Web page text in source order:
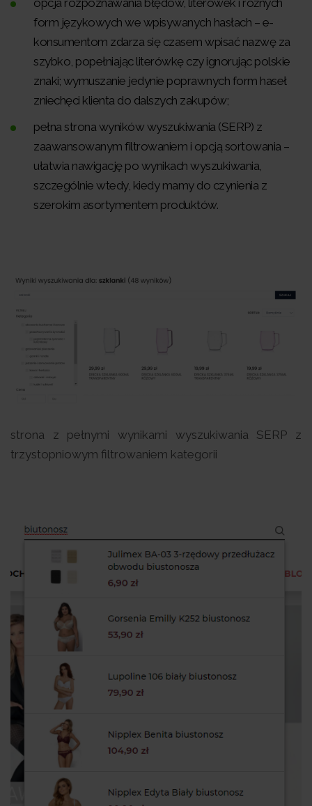
form językowych we wpisywanych hasłach – e-
konsumentom zdarza się czasem wpisać nazwę za
szybko, popełniając literówkę czy ignorując polskie
znaki; wymuszanie jedynie poprawnych form haseł
zniechęci klienta do dalszych zakupów;
pełna strona wyników wyszukiwania (SERP) z
zaawansowanym filtrowaniem i opcją sortowania –
ułatwia nawigację po wynikach wyszukiwania,
szczególnie wtedy, kiedy mamy do czynienia z
szerokim asortymentem produktów.
strona z pełnymi wynikami wyszukiwania SERP z
trzystopniowym filtrowaniem kategorii